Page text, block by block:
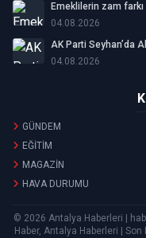
Emeklilerin zam
04.08.2026
AK Parti Seyhan’da
04.08.2026
GÜNDEM
EĞİTİM
MAGAZİN
HAVA DURUMU
© 2026 Antalya Haberleri |
Haber, Antalya Haberleri |